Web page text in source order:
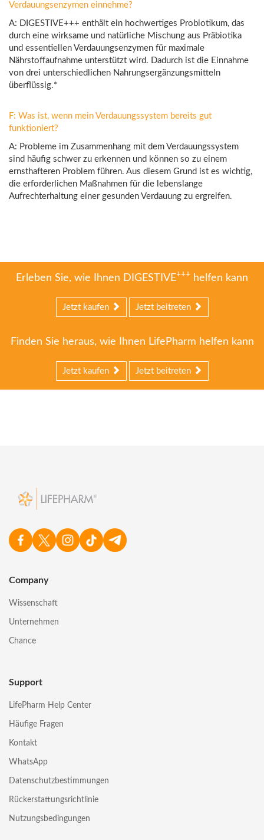
Verdauungsenzymen einnehme?
A: DIGESTIVE+++ enthält ein hochwertiges Probiotikum, das
durch eine wirksame und natürliche Mischung aus Präbiotika
und essentiellen Verdauungsenzymen für maximale
Nährstoffaufnahme unterstützt wird. Dadurch ist die Einnahme
von drei unterschiedlichen Nahrungsergänzungsmitteln
überflüssig.*
F: Was ist, wenn mein Verdauungssystem bereits gut
funktioniert?
A: Probleme im Zusammenhang mit dem Verdauungssystem
sind häufig schwer zu erkennen und können so zu einem
ernsthafteren Problem führen. Aus diesem Grund ist es wichtig,
die erforderlichen Maßnahmen für die lebenslange
Aufrechterhaltung einer gesunden Verdauung zu ergreifen.
Erleben Sie, wie Ihnen DIGESTIVE+++ helfen kann
Jetzt kaufen Jetzt beitreten
Finden Sie heraus, wie Ihnen LifePharm helfen kann
Jetzt kaufen Jetzt beitreten
Company
Wissenschaft
Unternehmen
Chance
Support
LifePharm Help Center
Häufige Fragen
Kontakt
WhatsApp
Datenschutzbestimmungen
Rückerstattungsrichtlinie
Nutzungsbedingungen